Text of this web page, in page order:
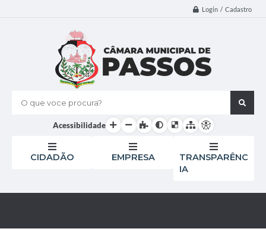
Login / Cadastro
O que voce procura?
Acessibilidade
CIDADÃO EMPRESA
TRANSPARÊNC
IA